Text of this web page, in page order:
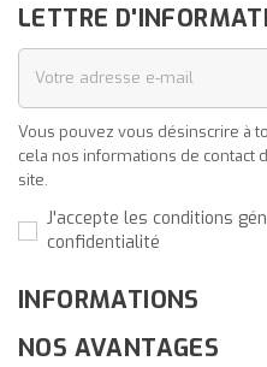
LETTRE
Vous pouvez vous désinscrire à
cela nos informations de contact
site.
J'accepte les conditions
confidentialité
INFORMATIONS
NOS AVANTAGES